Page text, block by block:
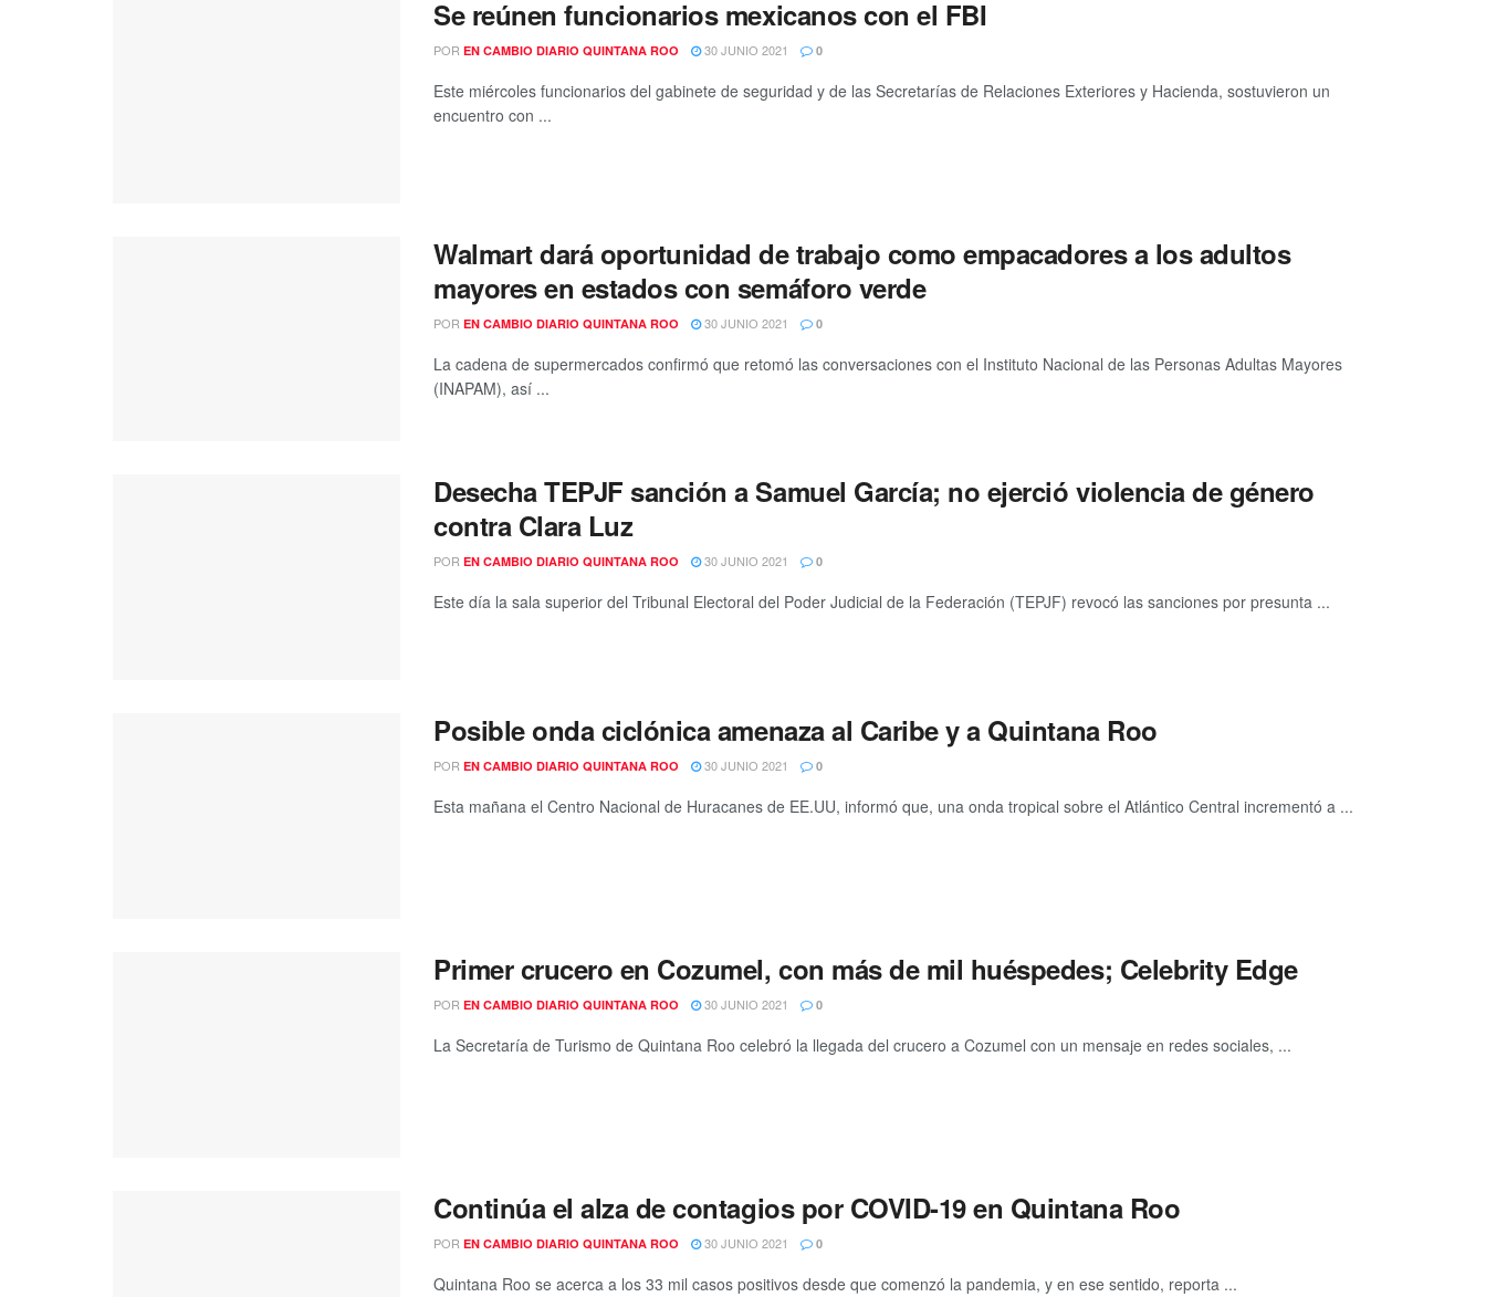
Se reúnen funcionarios mexicanos con el FBI
POR EN CAMBIO DIARIO QUINTANA ROO 30 JUNIO 2021 0
Este miércoles funcionarios del gabinete de seguridad y de las Secretarías de Relaciones Exteriores y Hacienda, sostuvieron un
encuentro con ...
Walmart dará oportunidad de trabajo como empacadores a los adultos
mayores en estados con semáforo verde
POR EN CAMBIO DIARIO QUINTANA ROO 30 JUNIO 2021 0
La cadena de supermercados confirmó que retomó las conversaciones con el Instituto Nacional de las Personas Adultas Mayores
(INAPAM), así ...
Desecha TEPJF sanción a Samuel García; no ejerció violencia de género
contra Clara Luz
POR EN CAMBIO DIARIO QUINTANA ROO 30 JUNIO 2021 0
Este día la sala superior del Tribunal Electoral del Poder Judicial de la Federación (TEPJF) revocó las sanciones por presunta ...
Posible onda ciclónica amenaza al Caribe y a Quintana Roo
POR EN CAMBIO DIARIO QUINTANA ROO 30 JUNIO 2021 0
Esta mañana el Centro Nacional de Huracanes de EE.UU, informó que, una onda tropical sobre el Atlántico Central incrementó a ...
Primer crucero en Cozumel, con más de mil huéspedes; Celebrity Edge
POR EN CAMBIO DIARIO QUINTANA ROO 30 JUNIO 2021 0
La Secretaría de Turismo de Quintana Roo celebró la llegada del crucero a Cozumel con un mensaje en redes sociales, ...
Continúa el alza de contagios por COVID-19 en Quintana Roo
POR EN CAMBIO DIARIO QUINTANA ROO 30 JUNIO 2021 0
Quintana Roo se acerca a los 33 mil casos positivos desde que comenzó la pandemia, y en ese sentido, reporta ...